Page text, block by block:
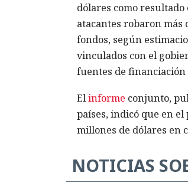
dólares como
atacantes robaron más
fondos, según
vinculados con el
fuentes de
Elinforme conjunto,
países, indicó que en el
millones de dólares en
NOTICIAS